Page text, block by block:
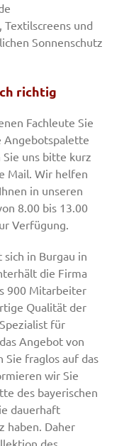
und
Sonnenschutz
richtig
Fachleute Sie
uns bitte kurz
Mail. Wir helfen
in unseren
8.00 bis 13.00
Verfügung.
in Burgau in
die Firma
900 Mitarbeiter
Qualität der
für
Angebot von
Sie fraglos auf das
wir Sie
des bayerischen
dauerhaft
haben. Daher